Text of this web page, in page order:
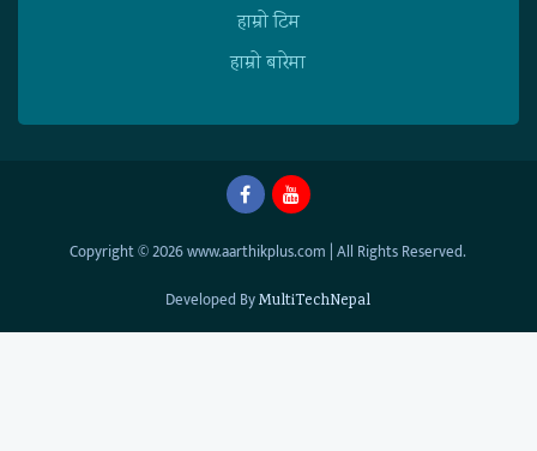
हाम्राे टिम
हाम्राे बारेमा
Copyright © 2026 www.aarthikplus.com | All Rights Reserved.
Developed ByMultiTechNepal